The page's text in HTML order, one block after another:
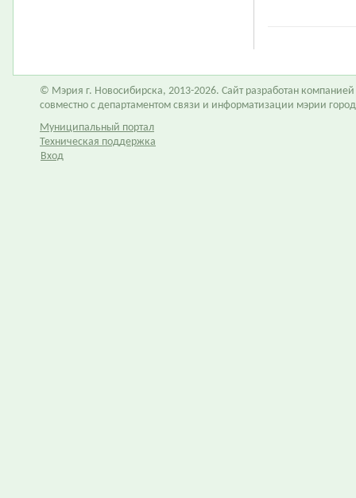
© Мэрия г. Новосибирска, 2013-2026. Сайт разработан компанией
совместно с департаментом связи и информатизации мэрии
Муниципальный портал
Техническая поддержка
Вход